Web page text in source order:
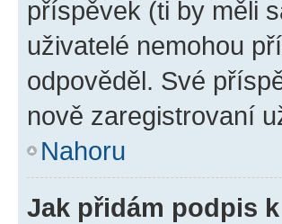
příspěvek (ti by měli
uživatelé nemohou
odpověděl. Své
nově zaregistrovaní
Nahoru
Jak přidám podpis